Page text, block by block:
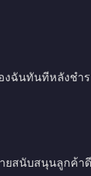
งฉันทันทีหลังชำ
ยสนับสนุนลูกค้าดี